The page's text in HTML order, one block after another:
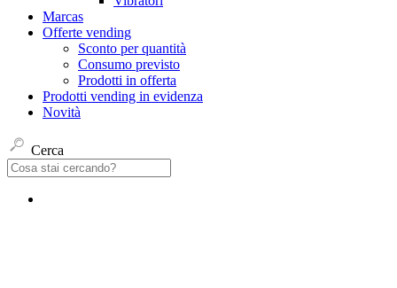
Marcas
Offerte vending
Sconto per quantità
Consumo previsto
Prodotti in offerta
Prodotti vending in evidenza
Novità
Cerca